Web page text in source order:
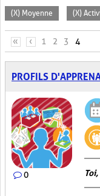
(X) Moyenne (X)
PAGES
« ‹ 1 2 3 4
PROFILS
0